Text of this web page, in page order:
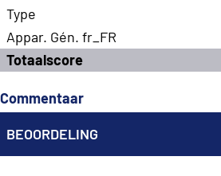
Type
Appar. Gén. fr_FR
Totaalscore
Commentaar
BEOORDELING